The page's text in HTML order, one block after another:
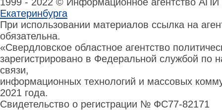
Екатеринбурга
При использовании материалов ссылка на
обязательна.
«Свердловское областное агентство
зарегистрировано в Федеральной службой по
связи,
информационных технологий и массовых
2021 года.
Свидетельство о регистрации № ФС77-82171